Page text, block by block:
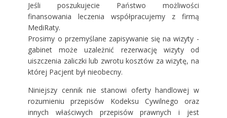
Jeśli poszukujecie Państwo możliwości
finansowania leczenia współpracujemy z firmą
MediRaty.
Prosimy o przemyślane zapisywanie się na wizyty -
gabinet może uzależnić rezerwację wizyty od
uiszczenia zaliczki lub zwrotu kosztów za wizytę, na
której Pacjent był nieobecny.
Niniejszy cennik nie stanowi oferty handlowej w
rozumieniu przepisów Kodeksu Cywilnego oraz
innych właściwych przepisów prawnych i jest